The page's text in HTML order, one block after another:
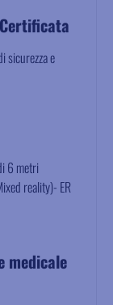
sicurezza e
6 metri
reality)- ER
medicale